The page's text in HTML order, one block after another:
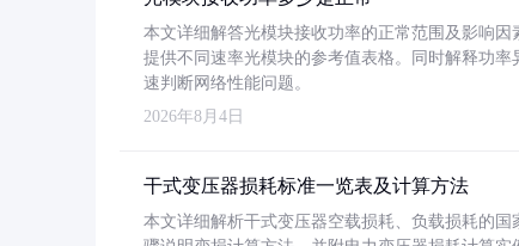
本文详细解答光模块接收功率的正常范围及影响
提供不同速率光模块的参考值表格。同时解释功
速判断网络性能问题。
2026年8月4日
干式变压器损耗标准一览表及计算方法
本文详细解析干式变压器空载损耗、负载损耗的国